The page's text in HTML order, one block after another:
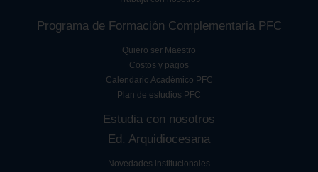
Programa de Formación Complementaria PFC
Quiero ser Maestro
Costos y pagos
Calendario Académico PFC
Plan de estudios PFC
Estudia con nosotros
Ed. Arquidiocesana
Novedades institucionales